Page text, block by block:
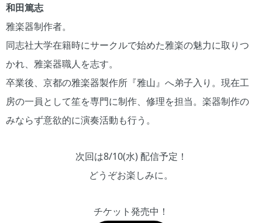
和田篤志
雅楽器制作者。
同志社大学在籍時にサークルで始めた雅楽の魅力に取りつ
かれ、雅楽器職人を志す。
卒業後、京都の雅楽器製作所『雅山』へ弟子入り。現在工
房の一員として笙を専門に制作、修理を担当。楽器制作の
みならず意欲的に演奏活動も行う。
次回は8/10(水) 配信予定！
どうぞお楽しみに。
チケット発売中！